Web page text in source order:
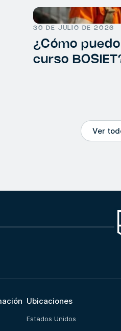
30 DE JULIO DE 2026
¿Cómo
curso
Ver
Ubicaciones
Estados Unidos